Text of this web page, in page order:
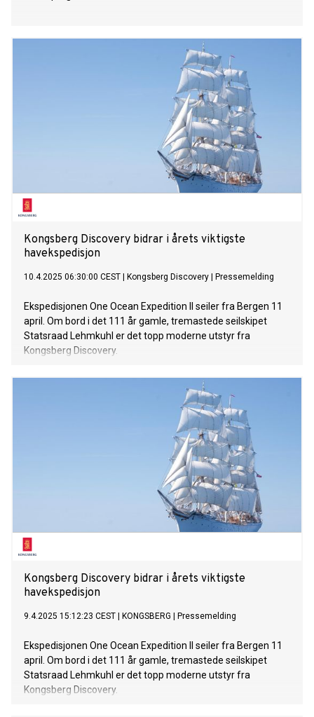
Kongsberg Discovery bidrar i årets viktigste
havekspedisjon
10.4.2025 06:30:00 CEST Kongsberg Discovery Pressemelding
Ekspedisjonen One Ocean Expedition II seiler fra Bergen 11
april. Om bord i det 111 år gamle, tremastede seilskipet
Statsraad Lehmkuhl er det topp moderne utstyr fra
Kongsberg Discovery.
Kongsberg Discovery bidrar i årets viktigste
havekspedisjon
9.4.2025 15:12:23 CEST KONGSBERG Pressemelding
Ekspedisjonen One Ocean Expedition II seiler fra Bergen 11
april. Om bord i det 111 år gamle, tremastede seilskipet
Statsraad Lehmkuhl er det topp moderne utstyr fra
Kongsberg Discovery.